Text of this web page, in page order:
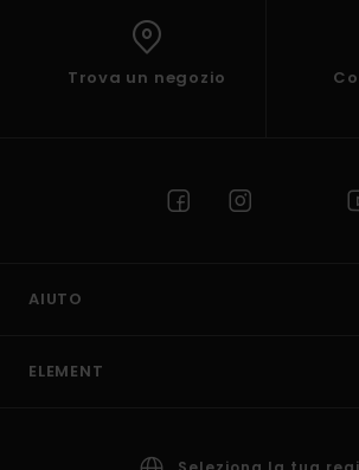
Trova un negozio
AIUTO
ELEMENT